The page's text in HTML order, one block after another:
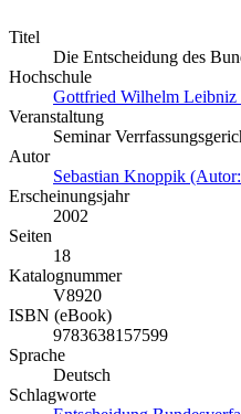
Titel
Die Entscheidung des
Hochschule
Gottfried Wilhelm Leibniz
Veranstaltung
Seminar
Autor
Sebastian Knoppik
Erscheinungsjahr
2002
Seiten
18
Katalognummer
V8920
ISBN (eBook)
9783638157599
Sprache
Deutsch
Schlagworte